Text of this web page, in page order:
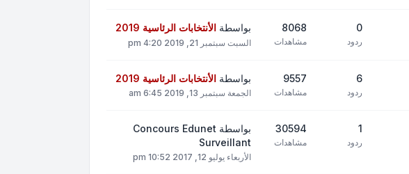
0
ردود
8068
مشاهدات
بواسطة الأنتخابات الرئاسية 2019
السبت سبتمبر 21, 2019 4:20 pm
6
ردود
9557
مشاهدات
بواسطة الأنتخابات الرئاسية 2019
الجمعة سبتمبر 13, 2019 6:45 am
1
ردود
30594
مشاهدات
بواسطة Concours Edunet
Surveillant
الأربعاء يوليو 12, 2017 10:52 pm